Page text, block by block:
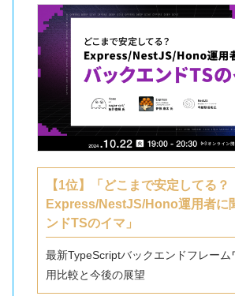
【1位】「どこまで安定してる？
Express/NestJS/Hono運用者に
ンドTSのイマ」
最新TypeScriptバックエンドフレーム
用比較と今後の展望